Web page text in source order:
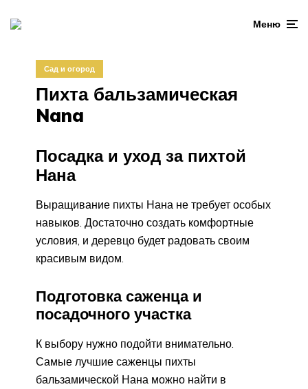
Меню
Сад и огород
Пихта бальзамическая
Nana
Посадка и уход за пихтой
Нана
Выращивание пихты Нана не требует особых
навыков. Достаточно создать комфортные
условия, и деревцо будет радовать своим
красивым видом.
Подготовка саженца и
посадочного участка
К выбору нужно подойти внимательно.
Самые лучшие саженцы пихты
бальзамической Нана можно найти в